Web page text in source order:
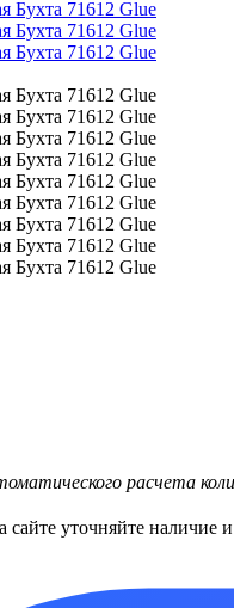
расчета
уточняйте наличие